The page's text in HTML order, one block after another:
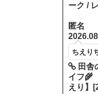
ーク /
匿名
ちえり
田舎
イフ🌾
えり】